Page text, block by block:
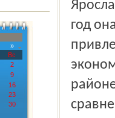
»
Вс
2
9
16
23
30
год